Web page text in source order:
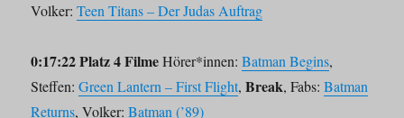
Volker:Teen Titans – Der Judas Auftrag
0:17:22 Platz 4 FilmeHörer*innen:Batman Begins,
Steffen:Green Lantern – First Flight,Break, Fabs:Batman
Returns, Volker:Batman (’89)